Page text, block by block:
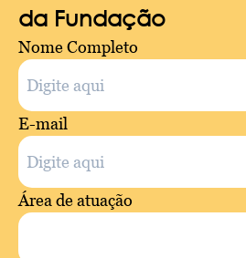
da Fundação
Nome Completo
E-mail
Área de atuação